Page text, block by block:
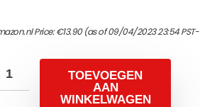
Price:€13.90(as of 09/04/2023 23:54 PST-
TOEVOEGEN
AAN
WINKELWAGEN